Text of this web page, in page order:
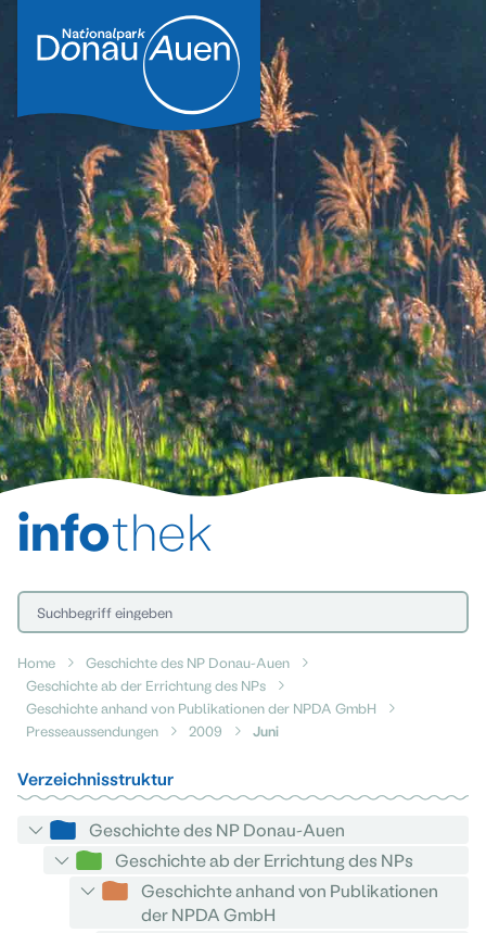
infothek
Home
Geschichte des NP Donau-Auen
Geschichte ab der Errichtung des NPs
Geschichte anhand von Publikationen der NPDA GmbH
Presseaussendungen
2009 Juni
Verzeichnisstruktur
Geschichte des NP Donau-Auen
Geschichte ab der Errichtung des NPs
Geschichte anhand von Publikationen
der NPDA GmbH